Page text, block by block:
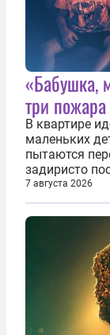
«Бабушка,
три
В квартире
маленьких
пытаются
задиристо
им
сердится
сверлит
7 августа 2026